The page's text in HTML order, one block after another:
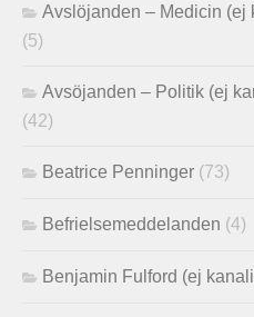
Avslöjanden – Medicin (ej
(5)
Avsöjanden – Politik (ej
(42)
Beatrice Penninger (73)
Befrielsemeddelanden (4)
Benjamin Fulford (ej